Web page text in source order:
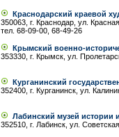
Краснодарский краевой
350063, г. Краснодар, ул.
тел. 68-09-00, 68-49-26
Крымский военно-
353330, г. Крымск, ул.
Курганинский
352400, г. Курганинск, ул.
Лабинский музей истории
352510, г. Лабинск, ул.